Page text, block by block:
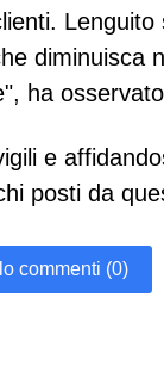
diminuisca
ha
e
posti da
commenti (0)